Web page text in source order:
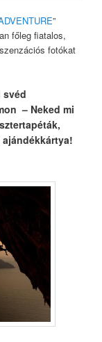
”
főleg fiatalos,
fotókat
svéd
– Neked mi
ajándékkártya!